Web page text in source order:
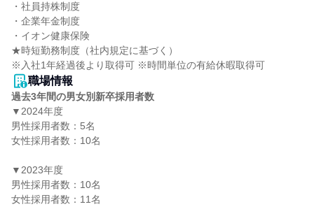
・社員持株制度
・企業年金制度
・イオン健康保険
★時短勤務制度（社内規定に基づく）
※入社1年経過後より取得可 ※時間単位の有給休暇取得可
職場情報
過去3年間の男女別新卒採用者数
▼2024年度
男性採用者数：5名
女性採用者数：10名
▼2023年度
男性採用者数：10名
女性採用者数：11名